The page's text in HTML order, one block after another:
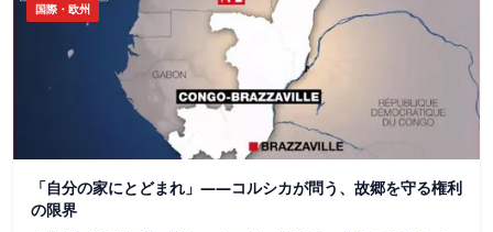
国際・欧州
「自分の家にとどまれ」——コルシカが問う、故郷を守る権利
の限界